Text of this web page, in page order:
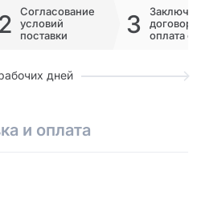
2
Согласование
условий
поставки
3
договора
оплата
дней
и оплата